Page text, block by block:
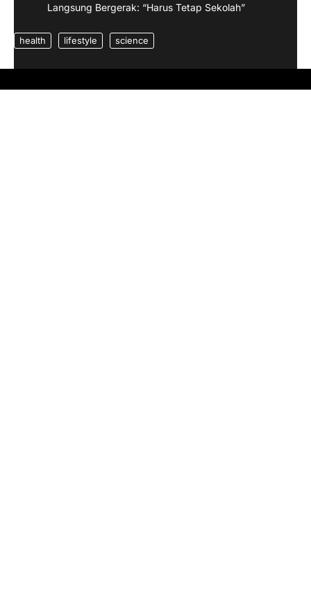
Langsung Bergerak: “Harus Tetap Sekolah”
health lifestyle science